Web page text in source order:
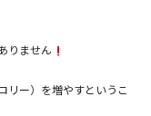
りません
リー）を増やすというこ